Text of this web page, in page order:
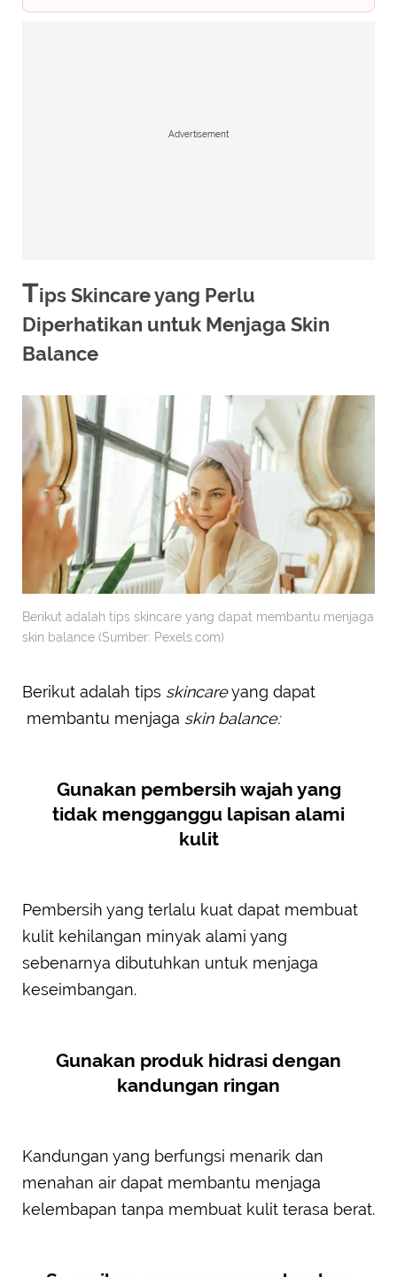
Advertisement
Tips Skincare yang Perlu
Diperhatikan untuk Menjaga Skin
Balance
Berikut adalah tips skincare yang dapat membantu menjaga
skin balance (Sumber: Pexels.com)
Berikut adalah tips skincareyang dapat
membantu menjaga skin balance:
Gunakan pembersih wajah yang
tidak mengganggu lapisan alami
kulit
Pembersih yang terlalu kuat dapat membuat
kulit kehilangan minyak alami yang
sebenarnya dibutuhkan untuk menjaga
keseimbangan.
Gunakan produk hidrasi dengan
kandungan ringan
Kandungan yang berfungsi menarik dan
menahan air dapat membantu menjaga
kelembapan tanpa membuat kulit terasa berat.